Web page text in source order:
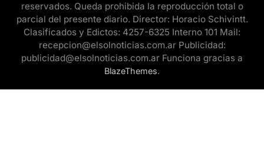
reservados. Queda prohibida la reproducción total o
parcial del presente diario. Director: Horacio Schivintt.
Clasificados y Edictos: 4257-6325 Interno 101 Mail:
recepcion@elsolnoticias.com.ar Publicidad:
publicidad@elsolnoticias.com.ar Funciona gracias a
BlazeThemes.